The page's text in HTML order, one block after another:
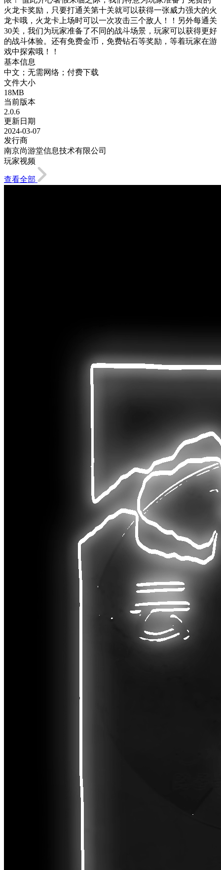
火龙卡奖励，只要打通关第十关就可以获得一张威力强大的火
龙卡哦，火龙卡上场时可以一次攻击三个敌人！！另外每通关
30关，我们为玩家准备了不同的战斗场景，玩家可以获得更好
的战斗体验。还有免费金币，免费钻石等奖励，等着玩家在游
戏中探索哦！！
基本信息
中文；无需网络；付费下载
文件大小
18MB
当前版本
2.0.6
更新日期
2024-03-07
发行商
南京尚游堂信息技术有限公司
玩家视频
查看全部